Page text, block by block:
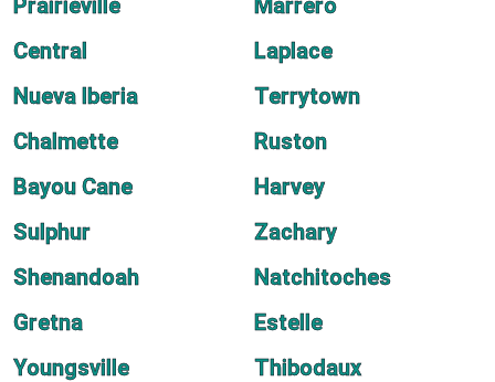
Prairieville
Marrero
Central
Laplace
Nueva Iberia
Terrytown
Chalmette
Ruston
Bayou Cane
Harvey
Sulphur
Zachary
Shenandoah
Natchitoches
Gretna
Estelle
Youngsville
Thibodaux